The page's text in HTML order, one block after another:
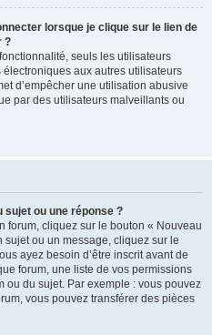
lorsque je clique sur le lien de
?
seuls les utilisateurs
aux autres utilisateurs
d’empêcher une utilisation abusive
par des utilisateurs malveillants ou
sujet ou une réponse ?
forum, cliquez sur le bouton « Nouveau
ou un message, cliquez sur le
ayez besoin d’être inscrit avant de
forum, une liste de vos permissions
ou du sujet. Par exemple : vous pouvez
vous pouvez transférer des pièces